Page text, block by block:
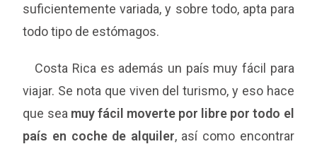
suficientemente variada, y sobre todo, apta para
todo tipo de estómagos.
Costa Rica es además un país muy fácil para
viajar. Se nota que viven del turismo, y eso hace
que sea muy fácil moverte por libre por todo el
país en coche de alquiler, así como encontrar